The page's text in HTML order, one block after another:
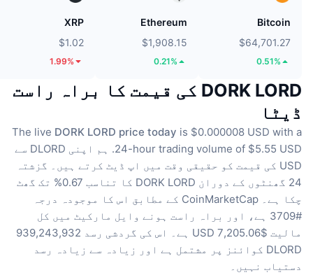
Bitcoin
$64,701.27
0.51%
Ethereum
$1,908.15
0.21%
XRP
$1.02
1.99%
DORK LORD کی قیمت کا براہ راست
ڈیٹا
The live DORK LORD price today is $0.000008 USD with a
24-hour trading volume of $5.55 USD.
ہم اپنی DLORD سے
USD کی قیمت کو حقیقی وقت میں اپ ڈیٹ کرتے ہیں۔
گزشتہ
24 گھنٹوں کے دوران DORK LORD کا تناسب 0.67% تک گھٹ
چکا ہے۔
CoinMarketCap کے مطابق اس کا موجودہ درجہ
#3709 ہے، اور براہ راست ہونے وایل مارکیٹ میں کل
مالیت $7,205.06 USD ہے۔
اس کی گردشی رسد 939,243,932
DLORD کوائنز پر مشتمل ہے
اور زیادہ سے زیادہ رسد
دستیاب نہیں۔